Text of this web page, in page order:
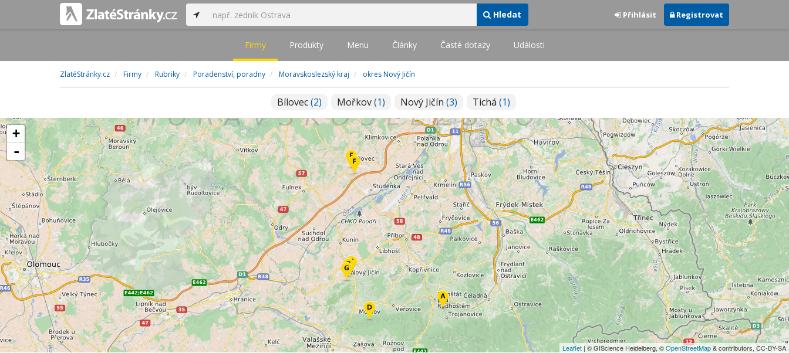
Hledat Přihlásit Registrovat
Firmy Produkty Menu Články Časté dotazy Události
ZlatéStránky.cz Firmy Rubriky Poradenství, poradny Moravskoslezský kraj okres Nový Jičín
Bílovec(2) Mořkov(1) Nový Jičín (3) Tichá (1)
+
-
Leaflet | © GIScience Heidelberg, ©OpenStreetMap& contributors, CC-BY-SA